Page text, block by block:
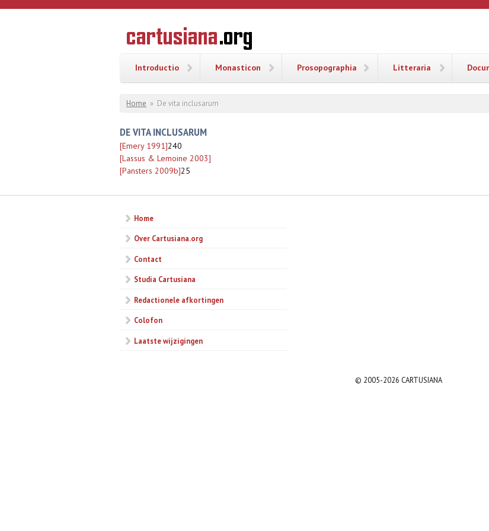
Overslaan en naar de inhoud gaan
CARTUSIANA
Geschiedenis
van de
Introductio Monasticon Prosopographia Litteraria
U bent hier
Home » De vita inclusarum
DE VITA INCLUSARUM
[Emery 1991]240
[Lassus & Lemoine 2003]
[Pansters 2009b]25
Home
Over Cartusiana.org
Contact
Studia Cartusiana
Redactionele afkortingen
Colofon
Laatste wijzigingen
© 2005-2026 CARTUSIANA